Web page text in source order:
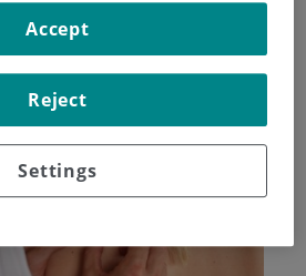
a las continuas advertencias de
los últimos 25 años el melanoma
un 3-6%.
Settings
Reject
Accept